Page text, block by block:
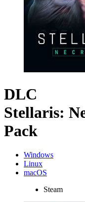
DLC
Stellaris:
Pack
Windows
Linux
macOS
Steam